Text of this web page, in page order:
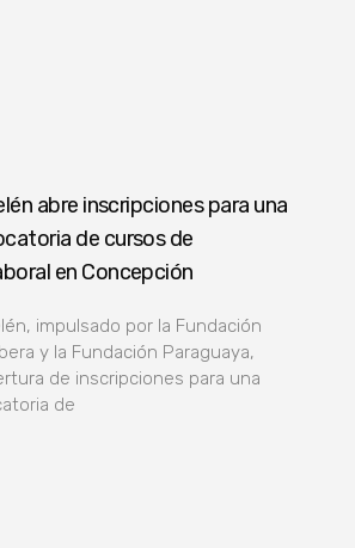
abre inscripciones para una
de cursos de
en Concepción
impulsado por la Fundación
y la Fundación Paraguaya,
de inscripciones para una
de